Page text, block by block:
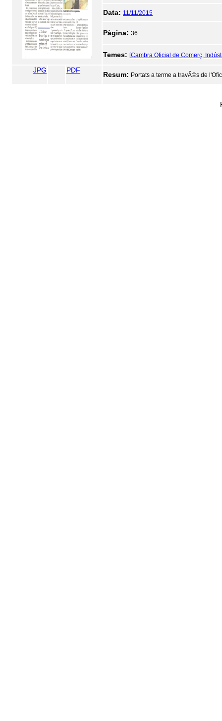
Data: 11/11/2015
Pàgina: 36
Temes: [Cambra Oficial de Comerç,
JPG PDF
Resum: Portats a terme a travÃ©s de